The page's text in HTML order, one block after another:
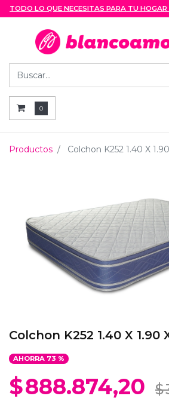
TODO LO QUE NECESITAS PARA TU
0
Productos Colchon K252 1.40 X
Colchon K252 1.40 X 1.90
AHORRA 73 %
$888.874,20 $